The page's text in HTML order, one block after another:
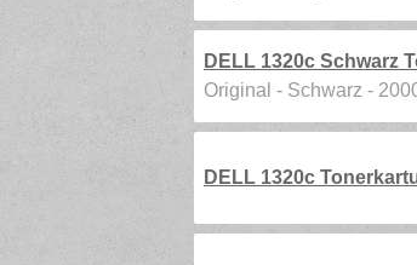
DELL 1320c Schwarz
Original - Schwarz -
DELL 1320c